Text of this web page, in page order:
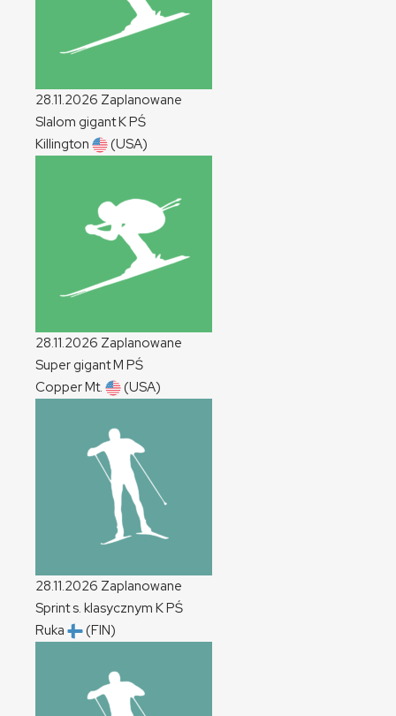
28.11.2026 Zaplanowane
Slalom gigantKPŚ
Killington
(USA)
28.11.2026 Zaplanowane
Super gigantM PŚ
Copper Mt.
(USA)
28.11.2026 Zaplanowane
Sprint s. klasycznym KPŚ
Ruka
(FIN)